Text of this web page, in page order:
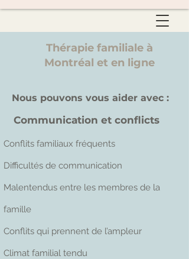
Thérapie familiale à
Montréal et en ligne
Nous pouvons vous aider avec :
Communication et conflicts
Conflits familiaux fréquents
Difficultés de communication
Malentendus entre les membres de la
famille
Conflits qui prennent de l’ampleur
Climat familial tendu